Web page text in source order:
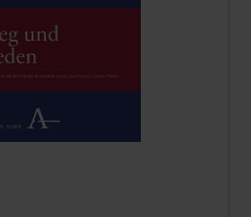
on the options chosen on the